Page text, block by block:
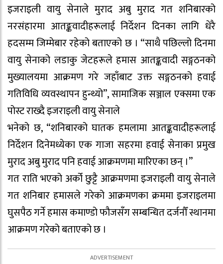
इजराइली वायु सेनाले मुराद अबु मुराद गत शनिबारको
नरसंहारमा आतङ्कवादीहरूलाई निर्देशन दिनका लागि धेरै
हदसम्म जिम्मेबार रहेको बताएको छ । “साथै पछिल्लो दिनमा
वायु सेनाको लडाकु जेटहरूले हमास आतङ्कवादी सङ्गठनको
मुख्यालयमा आक्रमण गरे जहाँबाट उक्त सङ्गठनको हवाई
गतिविधि व्यवस्थापन हुन्थ्यो”, सामाजिक सञ्जाल एक्समा एक
पोस्ट राख्दै इजराइली वायु सेनाले
भनेको छ, “शनिबारको घातक हमलामा आतङ्कवादीहरूलाई
निर्देशन दिनेमध्येका एक गाजा सहरमा हवाई सेनाका प्रमुख
मुराद अबु मुराद पनि हवाई आक्रमणमा मारिएका छन् ।”
गत राति भएको अर्को छुट्टै आक्रमणमा इजराइली वायु सेनाले
गत शनिबार हमासले गरेको आक्रमणका क्रममा इजराइलमा
घुसपैठ गर्ने हमास कमाण्डो फौजसँग सम्बन्धित दर्जनौँ स्थानमा
आक्रमण गरेको बताएको छ ।